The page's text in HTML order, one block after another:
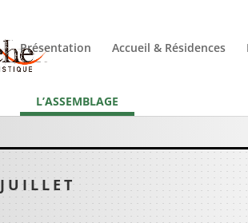
Présentation Accueil & Résidences
L’ASSEMBLAGE
JUILLET